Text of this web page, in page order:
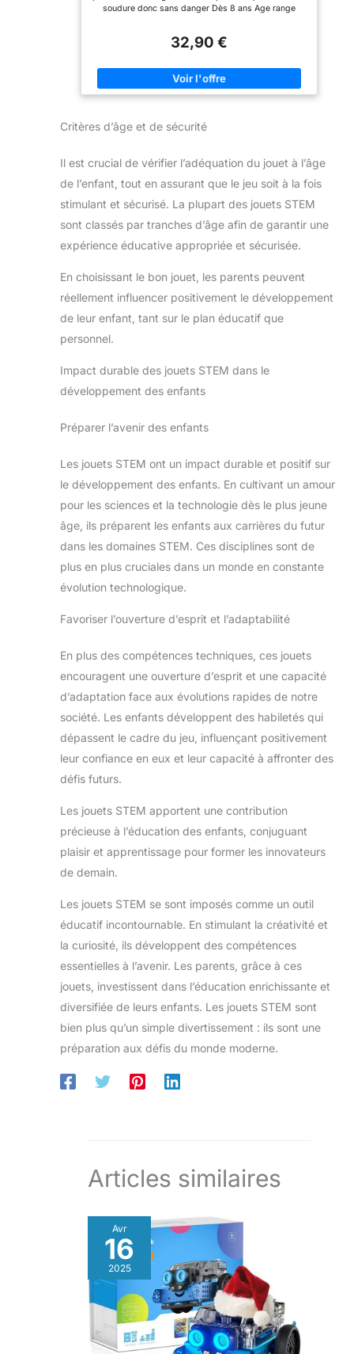
jeunes.
soudure donc sans danger Dès 8 ans Age range
32,90 €
Critères d’âge et de sécurité
Il est crucial de vérifier l’adéquation du jouet à l’âge
de l’enfant, tout en assurant que le jeu soit à la fois
stimulant et sécurisé. La plupart des jouets STEM
sont classés par tranches d’âge afin de garantir une
expérience éducative appropriée et sécurisée.
En choisissant le bon jouet, les parents peuvent
réellement influencer positivement le développement
de leur enfant, tant sur le plan éducatif que
personnel.
Impact durable des jouets STEM dans le
développement des enfants
Préparer l’avenir des enfants
Les jouets STEM ont un impact durable et positif sur
le développement des enfants. En cultivant un amour
pour les sciences et la technologie dès le plus jeune
âge, ils préparent les enfants aux carrières du futur
dans les domaines STEM. Ces disciplines sont de
plus en plus cruciales dans un monde en constante
évolution technologique.
Favoriser l’ouverture d’esprit et l’adaptabilité
En plus des compétences techniques, ces jouets
encouragent une ouverture d’esprit et une capacité
d’adaptation face aux évolutions rapides de notre
société. Les enfants développent des habiletés qui
dépassent le cadre du jeu, influençant positivement
leur confiance en eux et leur capacité à affronter des
défis futurs.
Les jouets STEM apportent une contribution
précieuse à l’éducation des enfants, conjuguant
plaisir et apprentissage pour former les innovateurs
de demain.
Les jouets STEM se sont imposés comme un outil
éducatif incontournable. En stimulant la créativité et
la curiosité, ils développent des compétences
essentielles à l’avenir. Les parents, grâce à ces
jouets, investissent dans l’éducation enrichissante et
diversifiée de leurs enfants. Les jouets STEM sont
bien plus qu’un simple divertissement : ils sont une
préparation aux défis du monde moderne.
Articles similaires
Avr
16
2025